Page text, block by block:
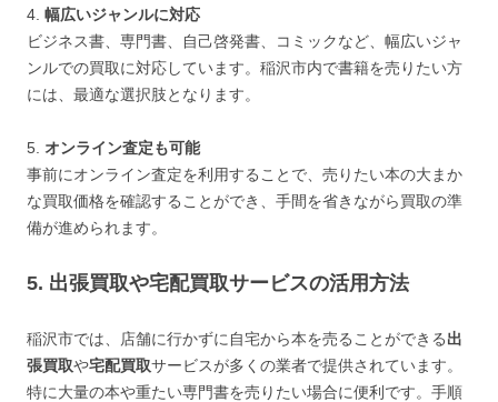
4. 幅広いジャンルに対応
ビジネス書、専門書、自己啓発書、コミックなど、幅広いジャ
ンルでの買取に対応しています。稲沢市内で書籍を売りたい方
には、最適な選択肢となります。
5. オンライン査定も可能
事前にオンライン査定を利用することで、売りたい本の大まか
な買取価格を確認することができ、手間を省きながら買取の準
備が進められます。
5. 出張買取や宅配買取サービスの活用方法
稲沢市では、店舗に行かずに自宅から本を売ることができる出
張買取や宅配買取サービスが多くの業者で提供されています。
特に大量の本や重たい専門書を売りたい場合に便利です。手順